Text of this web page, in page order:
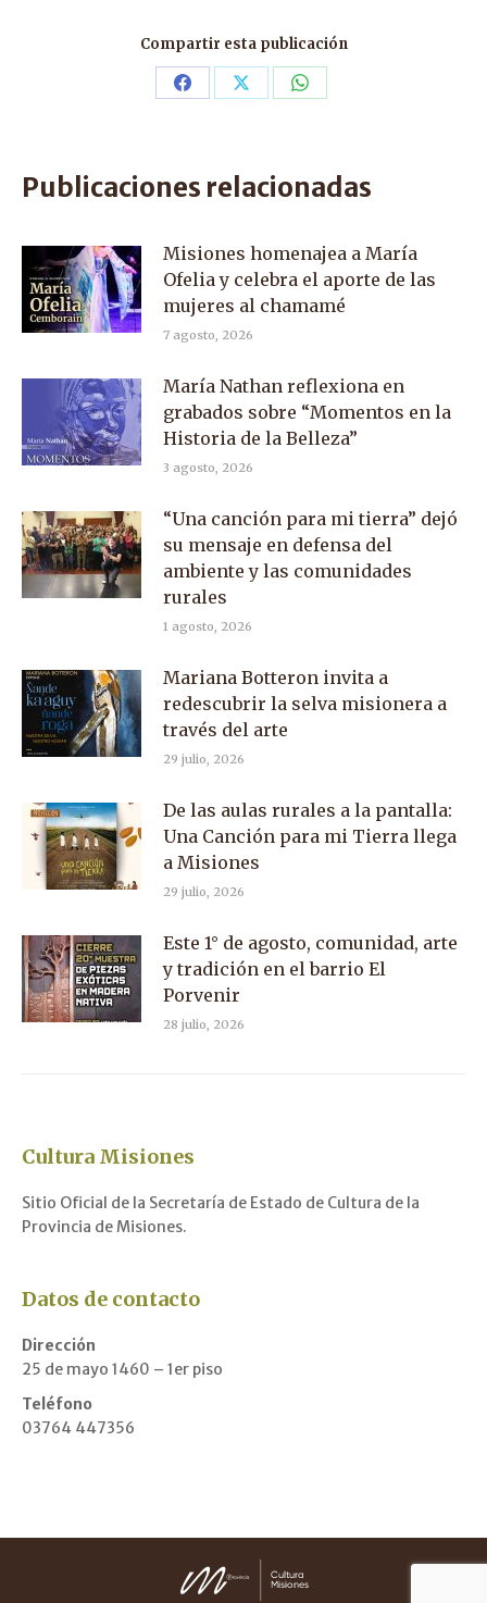
Compartir esta publicación
Share Share Share
Publicaciones relacionadas
Misiones homenajea a María
Ofelia y celebra el aporte de las
mujeres al chamamé
7 agosto, 2026
María Nathan reflexiona en
grabados sobre “Momentos en la
Historia de la Belleza”
3 agosto, 2026
“Una canción para mi tierra” dejó
su mensaje en defensa del
ambiente y las comunidades
rurales
1 agosto, 2026
Mariana Botteron invita a
redescubrir la selva misionera a
través del arte
29 julio, 2026
De las aulas rurales a la pantalla:
Una Canción para mi Tierra llega
a Misiones
29 julio, 2026
Este 1° de agosto, comunidad, arte
y tradición en el barrio El
Porvenir
28 julio, 2026
Cultura Misiones
Sitio Oficial de la Secretaría de Estado de Cultura de la
Provincia de Misiones.
Datos de contacto
Dirección
25 de mayo 1460 – 1er piso
Teléfono
03764 447356